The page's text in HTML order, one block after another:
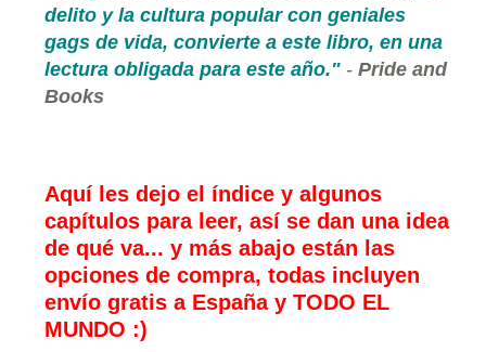
delito y la cultura popular con geniales
gags de vida, convierte a este libro, en una
lectura obligada para este año." - Pride and
Books
Aquí les dejo el índice y algunos
capítulos para leer, así se dan una idea
de qué va... y más abajo están las
opciones de compra, todas incluyen
envío gratis a España y TODO EL
MUNDO :)